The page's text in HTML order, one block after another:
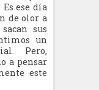
ese día
de olor a
sus
un
Pero,
a pensar
este